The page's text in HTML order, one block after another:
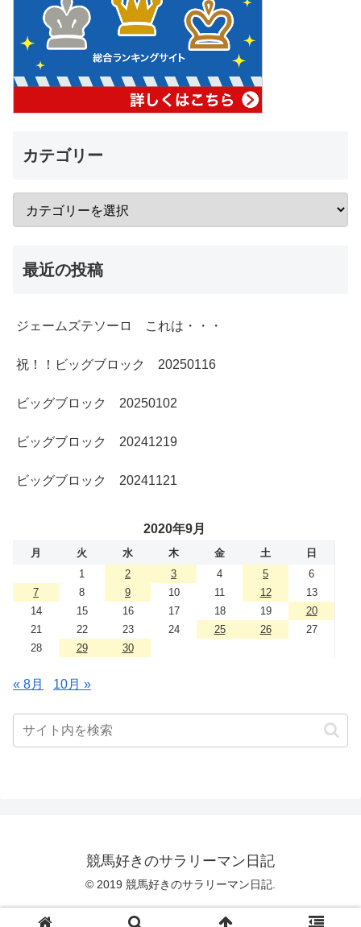
カテゴリー
最近の投稿
ジェームズテソーロ これは・・・
祝！！ビッグブロック 20250116
ビッグブロック 20250102
ビッグブロック 20241219
ビッグブロック 20241121
2020年9月
月 火 水 木 金 土
日
1
2 3 4 5
6
7
8 9 10 11 12
13
14
15 16 17 18 19
20
21
22 23 24 25 26
27
28
29 30
« 8月 10月 »
競馬好きのサラリーマン日記
© 2019 競馬好きのサラリーマン日記.